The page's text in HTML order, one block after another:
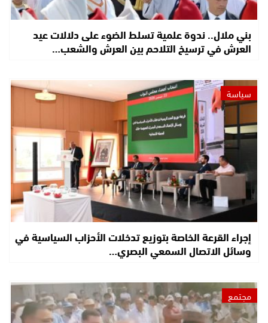
بني ملال.. ندوة علمية تسلط الضوء على دلالات عيد
العرش في ترسيخ التلاحم بين العرش والشعب…
سياسة
إجراء القرعة الخاصة بتوزيع تدخلات الأحزاب السياسية في
وسائل الاتصال السمعي البصري…
مجتمع